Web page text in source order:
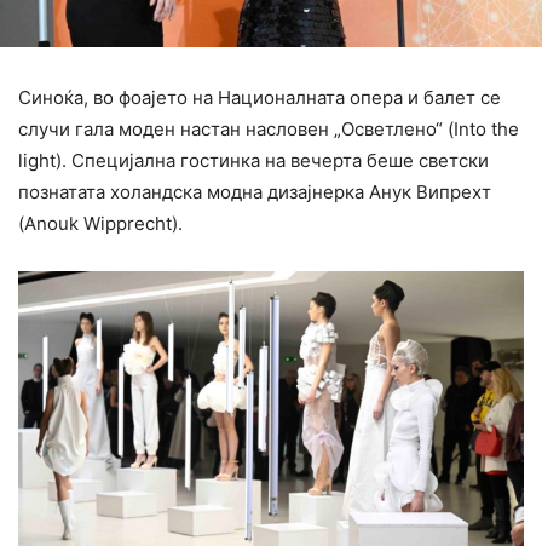
Синоќа, во фоајето на Националната опера и балет се
случи гала моден настан насловен „Осветлено“ (Into the
light). Специјална гостинка на вечерта беше светски
познатата холандска модна дизајнерка Анук Випрехт
(Anouk Wipprecht).